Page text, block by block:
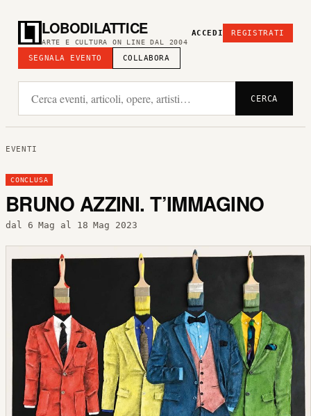
LOBODILATTICE
ARTE E CULTURA ON LINE DAL 2004
SEGNALA EVENTO COLLABORA
ACCEDI REGISTRATI
CERCA
EVENTI
CONCLUSA
BRUNO AZZINI. T’IMMAGINO
dal 6 Mag al 18 Mag 2023